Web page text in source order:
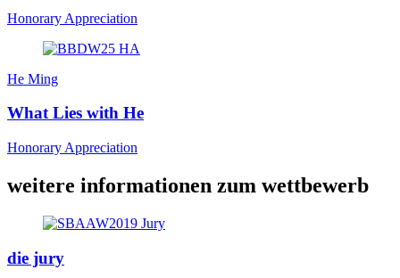
Honorary Appreciation
He Ming
What Lies with He
Honorary Appreciation
weitere informationen zum wettbewerb
die jury